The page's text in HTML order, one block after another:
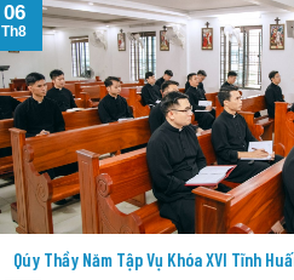
Qúy Thầy Năm Tập Vụ Khóa XVI Tĩnh
06
Th8